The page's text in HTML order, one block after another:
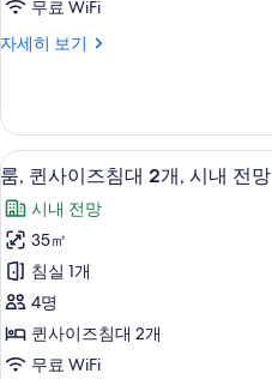
사
진
보
기
내
망
히
보
기
대
개
및
소
파
베
드,
시
내
전
무료 WiFi
자세히 보기
스
사
이
즈
침
대
개
및
소
파
베
드,
룸,
퀸
사
이
즈
침
대
7
룸, 퀸사이즈침대 2개, 시내 전망
시내 전망
35㎡
침실 1개
4명
퀸사이즈침대 2개
무료 WiFi